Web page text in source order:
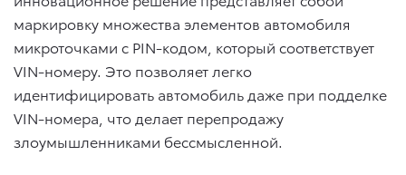
маркировку множества элементов автомобиля
микроточками с PIN-кодом, который соответствует
VIN-номеру. Это позволяет легко
идентифицировать автомобиль даже при подделке
VIN-номера, что делает перепродажу
злоумышленниками бессмысленной.